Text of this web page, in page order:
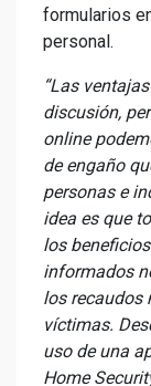
formularios
personal.
“Las
discusión,
online
de engaño
personas e
idea es que
los
informados
los recaudos
víctimas.
uso de una
Home